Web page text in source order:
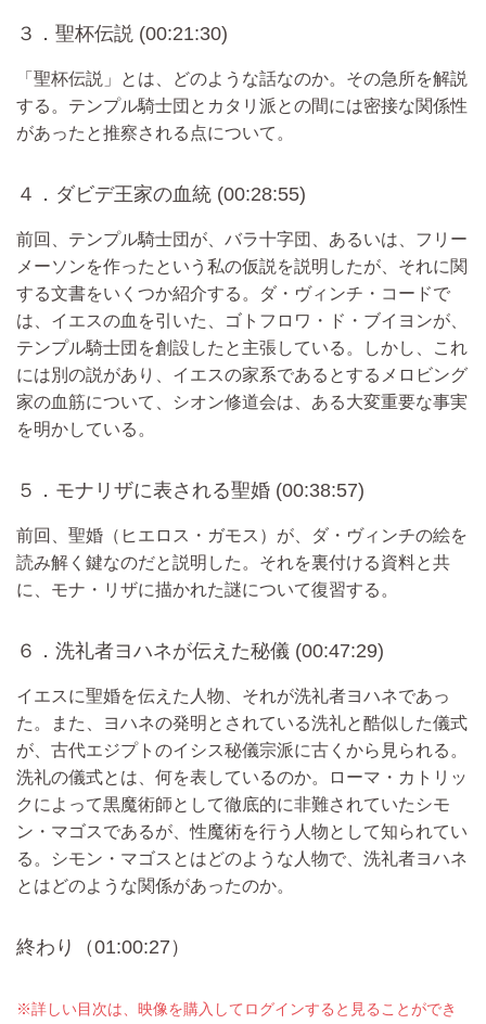
３．聖杯伝説 (00:21:30)
「聖杯伝説」とは、どのような話なのか。その急所を解説
する。テンプル騎士団とカタリ派との間には密接な関係性
があったと推察される点について。
４．ダビデ王家の血統 (00:28:55)
前回、テンプル騎士団が、バラ十字団、あるいは、フリー
メーソンを作ったという私の仮説を説明したが、それに関
する文書をいくつか紹介する。ダ・ヴィンチ・コードで
は、イエスの血を引いた、ゴトフロワ・ド・ブイヨンが、
テンプル騎士団を創設したと主張している。しかし、これ
には別の説があり、イエスの家系であるとするメロビング
家の血筋について、シオン修道会は、ある大変重要な事実
を明かしている。
５．モナリザに表される聖婚 (00:38:57)
前回、聖婚（ヒエロス・ガモス）が、ダ・ヴィンチの絵を
読み解く鍵なのだと説明した。それを裏付ける資料と共
に、モナ・リザに描かれた謎について復習する。
６．洗礼者ヨハネが伝えた秘儀 (00:47:29)
イエスに聖婚を伝えた人物、それが洗礼者ヨハネであっ
た。また、ヨハネの発明とされている洗礼と酷似した儀式
が、古代エジプトのイシス秘儀宗派に古くから見られる。
洗礼の儀式とは、何を表しているのか。ローマ・カトリッ
クによって黒魔術師として徹底的に非難されていたシモ
ン・マゴスであるが、性魔術を行う人物として知られてい
る。シモン・マゴスとはどのような人物で、洗礼者ヨハネ
とはどのような関係があったのか。
終わり（01:00:27）
※詳しい目次は、映像を購入してログインすると見ることができ